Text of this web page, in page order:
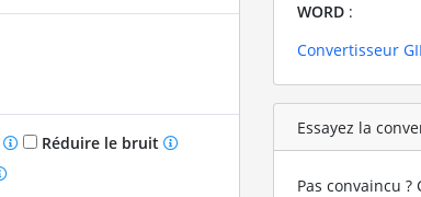
Réduire le bruit
WORD :
Convertisseur
Essayez la
Pas convaincu